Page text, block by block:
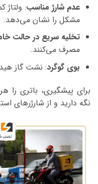
عدم شارژ مناسب
مشکل را نشان می‌دهد.
تخلیه سریع در حالت
مصرف می‌کنند.
بوی گوگرد: نشت گاز
نگه دارید و از شارژرهای